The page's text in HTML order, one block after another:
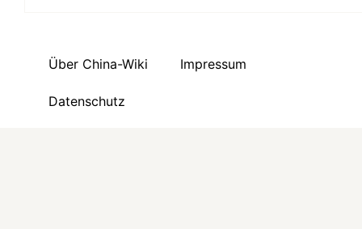
Über China-Wiki Impressum
Datenschutz